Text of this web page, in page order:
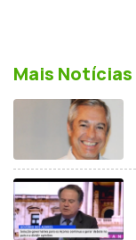
Mais Notícias